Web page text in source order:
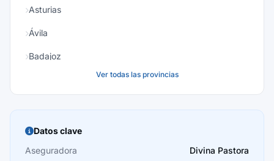
Asturias
Ávila
Badajoz
Burgos
Cáceres
Ver todas las provincias
Datos clave
Aseguradora
Divina Pastora